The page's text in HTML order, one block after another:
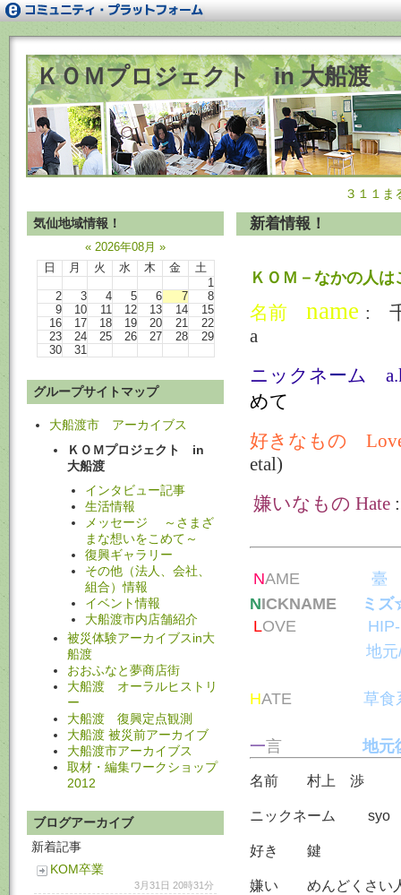
ＫＯＭプロジェクト in 大船渡
３１１ま
新着情報！
ＫＯＭ－なかの人は
名前 name :
a
ニックネーム a.
めて
好きなもの
etal)
嫌いなもの Hate :
NAME
臺
NICKNAME
ミ
LOVE HIP-
地元
HATE 草食
一言 地元
名前 村上 渉
ニックネーム syo
好き 鍵
嫌い めんどくさい
気仙地域情報！
« 2026年08月 »
日
月 火 水 木 金
土
1
2
3 4 5 6 7
8
9
10 11 12 13 14
15
16
17 18 19 20 21
22
23
24 25 26 27 28
29
30
31
グループサイトマップ
大船渡市 アーカイブス
ＫＯＭプロジェクト in
大船渡
インタビュー記事
生活情報
メッセージ ～さまざ
まな想いをこめて～
復興ギャラリー
その他（法人、会社、
組合）情報
イベント情報
大船渡市内店舗紹介
被災体験アーカイブスin大
船渡
おおふなと夢商店街
大船渡 オーラルヒストリ
ー
大船渡 復興定点観測
大船渡 被災前アーカイブ
大船渡市アーカイブス
取材・編集ワークショップ
2012
ブログアーカイブ
新着記事
KOM卒業
3月31日 20時31分